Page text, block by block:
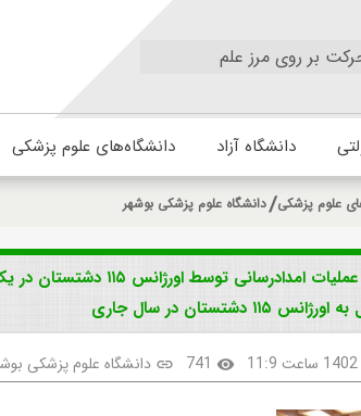
بر روی مرز علم
دانشگاه آزاد دانشگاه‌های علوم پزشکی
علوم پزشکی دانشگاه علوم پزشکی بوشهر
فرماندار دشتستان: ۹۰۰۰
visibility
741
link دانشگاه علوم پزشکی